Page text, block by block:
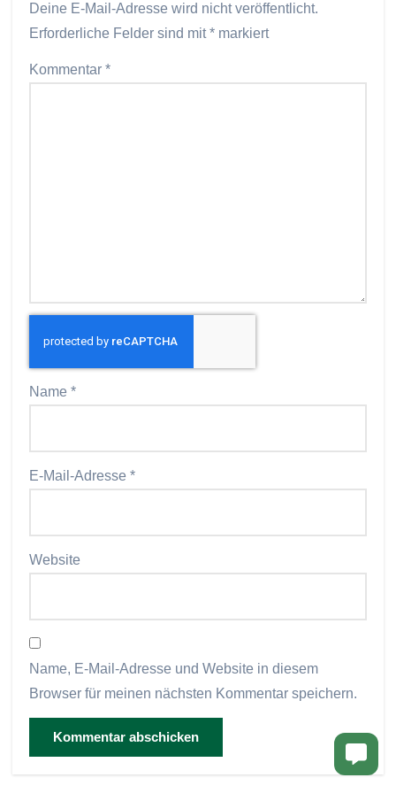
Deine E-Mail-Adresse wird nicht veröffentlicht.
Erforderliche Felder sind mit* markiert
Kommentar*
Name*
E-Mail-Adresse*
Website
Name, E-Mail-Adresse und Website in diesem
Browser für meinen nächsten Kommentar speichern.